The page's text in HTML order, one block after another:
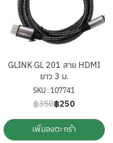
GLINK GL 201 สาย HDMI
ยาว 3 ม.
SKU : 107741
฿350฿250
เพิ่มลงตะกร้า